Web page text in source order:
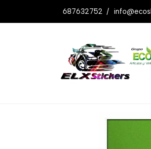
687632752 /
Productos